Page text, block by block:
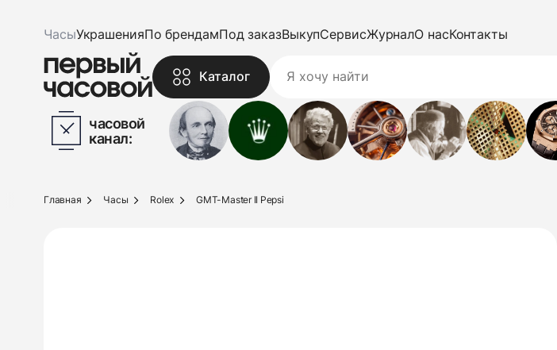
ЧасыУкрашенияПо брендамПод заказВыкупСервисЖурналО насКонтакты
Каталог
часовой
канал:
Главная Часы Rolex GMT-Master II Pepsi